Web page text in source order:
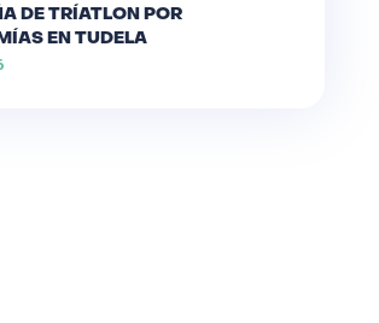
DE TRÍATLON POR
EN TUDELA